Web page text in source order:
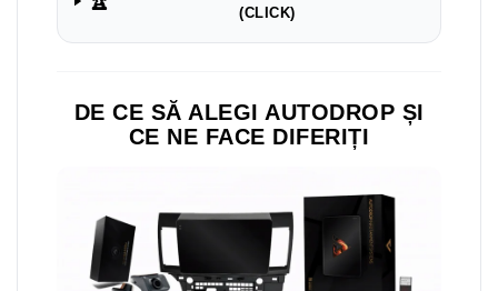
Navigații universale 1DIN
Rame adaptoare Volkswagen
Rame adaptoare M-Benz
(CLICK)
DE CE SĂ ALEGI AUTODROP ȘI
CE NE FACE DIFERIȚI